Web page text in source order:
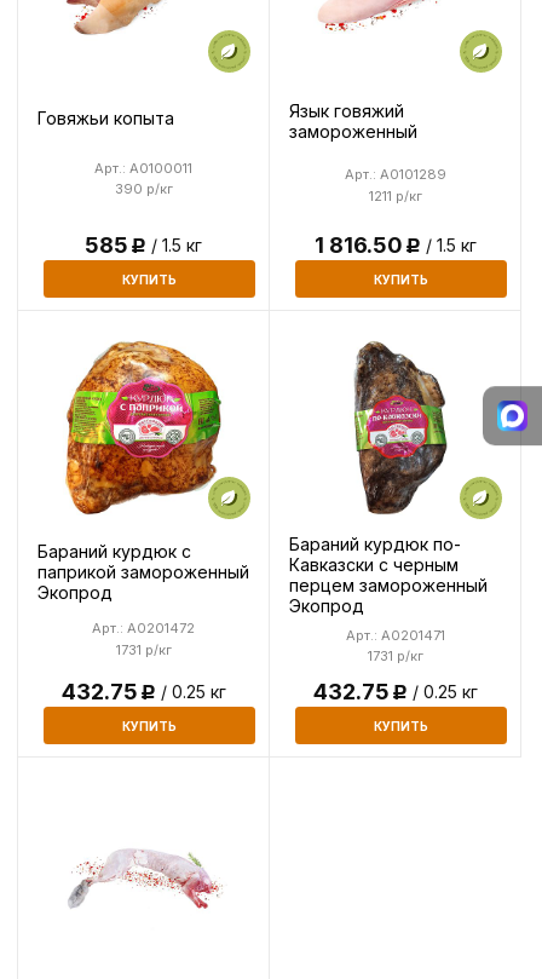
Говяжьи копыта
390 р/кг
Арт.: A0100011
585Р / 1.5 кг
КУПИТЬ
Язык говяжий
замороженный
1211 р/кг
Арт.: A0101289
1 816.50Р / 1.5 кг
КУПИТЬ
Бараний курдюк с
паприкой замороженный
Экопрод
1731 р/кг
Арт.: A0201472
432.75Р / 0.25 кг
КУПИТЬ
Бараний курдюк по-
Кавказски с черным
перцем замороженный
Экопрод
1731 р/кг
Арт.: A0201471
432.75Р / 0.25 кг
КУПИТЬ